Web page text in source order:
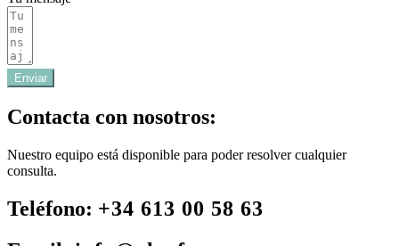
Enviar
Contacta con nosotros:
Nuestro equipo está disponible para poder resolver cualquier
consulta.
Teléfono: +34 613 00 58 63